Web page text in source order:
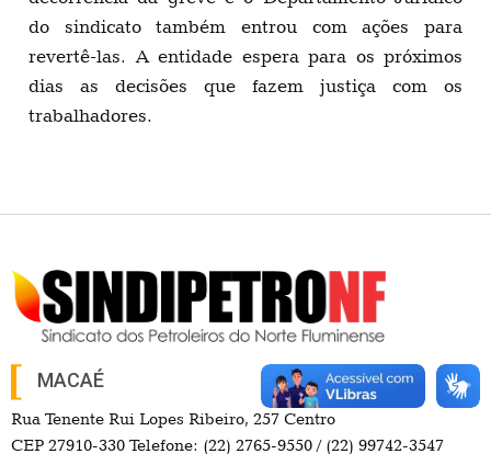
do sindicato também entrou com ações para
revertê-las. A entidade espera para os próximos
dias as decisões que fazem justiça com os
trabalhadores.
MACAÉ
Rua Tenente Rui Lopes Ribeiro, 257 Centro
CEP 27910-330 Telefone: (22) 2765-9550 / (22) 99742-3547